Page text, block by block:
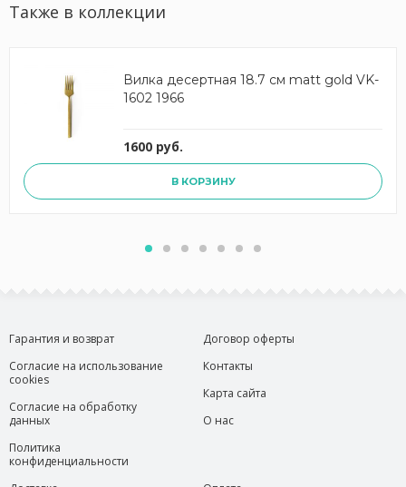
Также в коллекции
Вилка десертная 18.7 см matt gold VK-
1602 1966
1600 руб.
В КОРЗИНУ
Гарантия и возврат
Согласие на использование
cookies
Согласие на обработку
данных
Политика
конфиденциальности
Договор оферты
Контакты
Карта сайта
О нас